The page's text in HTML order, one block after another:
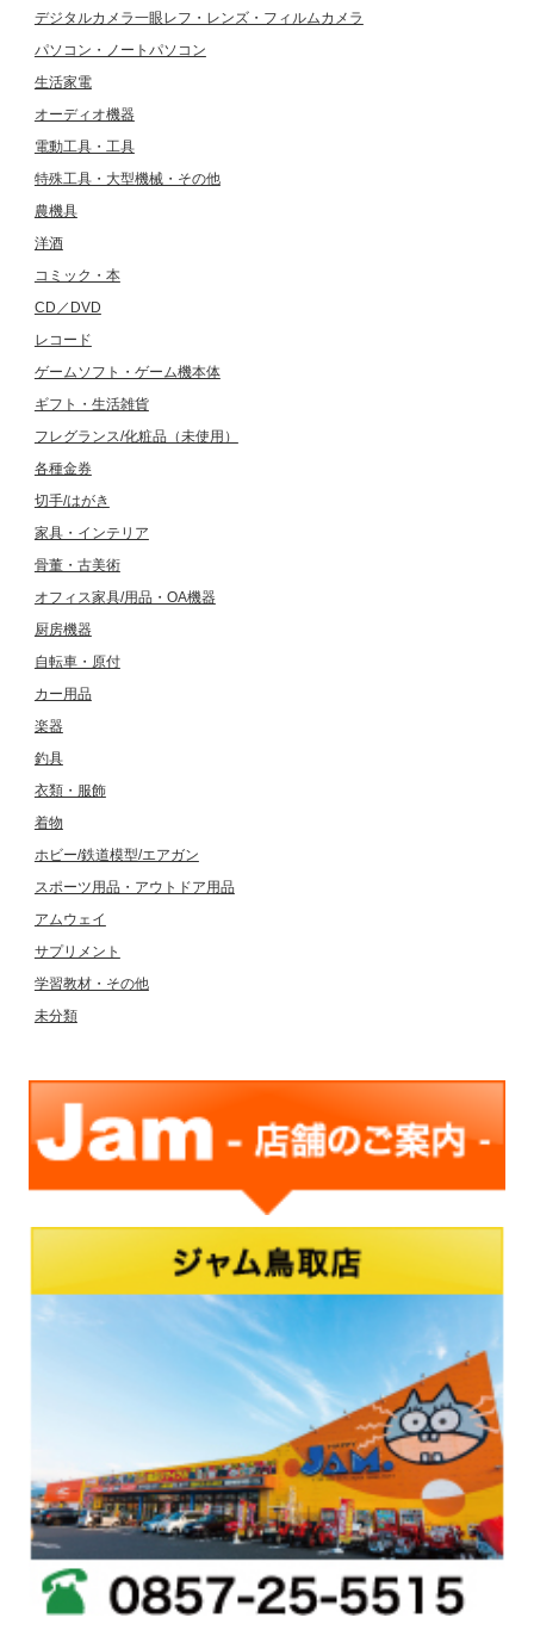
デジタルカメラ一眼レフ・レンズ・フィルムカメラ
パソコン・ノートパソコン
生活家電
オーディオ機器
電動工具・工具
特殊工具・大型機械・その他
農機具
洋酒
コミック・本
CD／DVD
レコード
ゲームソフト・ゲーム機本体
ギフト・生活雑貨
フレグランス/化粧品（未使用）
各種金券
切手/はがき
家具・インテリア
骨董・古美術
オフィス家具/用品・OA機器
厨房機器
自転車・原付
カー用品
楽器
釣具
衣類・服飾
着物
ホビー/鉄道模型/エアガン
スポーツ用品・アウトドア用品
アムウェイ
サプリメント
学習教材・その他
未分類